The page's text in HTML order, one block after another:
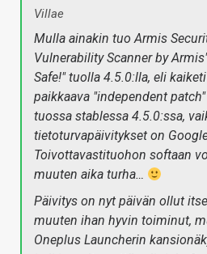
Villae
Mulla ainakin tuo Armis
Vulnerability Scanner by
Safe!" tuolla 4.5.0:lla, eli
paikkaava "independent
tuossa stablessa 4.5.0:ssa,
tietoturvapäivitykset on
Toivottavastituohon softaan
muuten aika turha…
Päivitys on nyt päivän ollut
muuten ihan hyvin toiminut,
Oneplus Launcherin